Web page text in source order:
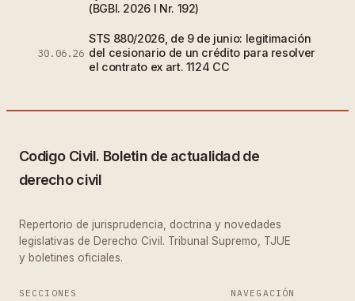
(BGBl. 2026 I Nr. 192)
30.06.26
STS 880/2026, de 9 de junio: legitimación
del cesionario de un crédito para resolver
el contrato ex art. 1124 CC
Codigo Civil. Boletin de actualidad de
derecho civil
Repertorio de jurisprudencia, doctrina y novedades
legislativas de Derecho Civil. Tribunal Supremo, TJUE
y boletines oficiales.
SECCIONES NAVEGACIÓN